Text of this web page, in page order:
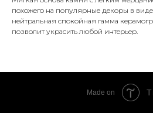
похожего на популярные декоры в
нейтральная спокойная гамма
позволит украсить любой интерьер.
Made on